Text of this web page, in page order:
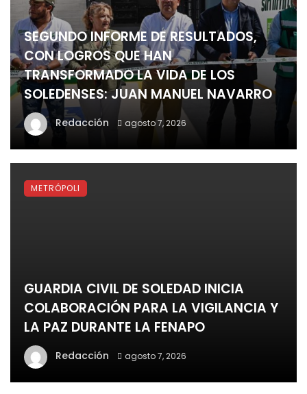
SEGUNDO INFORME DE RESULTADOS,
CON LOGROS QUE HAN
TRANSFORMADO LA VIDA DE LOS
SOLEDENSES: JUAN MANUEL NAVARRO
Redacción agosto 7, 2026
GUARDIA CIVIL DE SOLEDAD INICIA
COLABORACIÓN PARA LA VIGILANCIA Y
LA PAZ DURANTE LA FENAPO
Redacción agosto 7, 2026
METRÓPOLI